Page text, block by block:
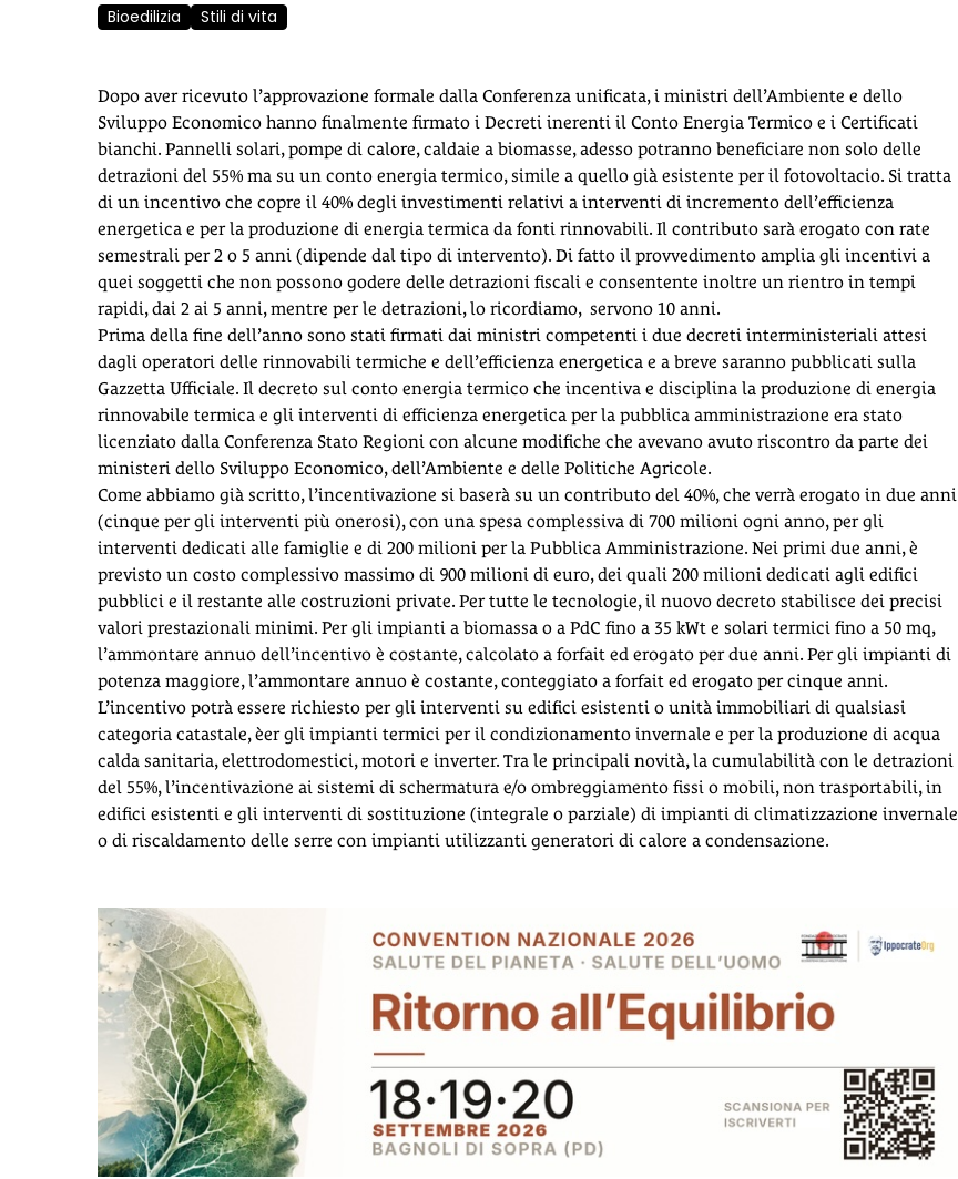
Bioedilizia
Stili di vita
Dopo aver ricevuto l’approvazione formale dalla Conferenza unificata, i ministri dell’Ambiente e dello
Sviluppo Economico hanno finalmente firmato i Decreti inerenti il Conto Energia Termico e i Certificati
bianchi. Pannelli solari, pompe di calore, caldaie a biomasse, adesso potranno beneficiare non solo delle
detrazioni del 55% ma su un conto energia termico, simile a quello già esistente per il fotovoltacio. Si tratta
di un incentivo che copre il 40% degli investimenti relativi a interventi di incremento dell’efficienza
energetica e per la produzione di energia termica da fonti rinnovabili. Il contributo sarà erogato con rate
semestrali per 2 o 5 anni (dipende dal tipo di intervento). Di fatto il provvedimento amplia gli incentivi a
quei soggetti che non possono godere delle detrazioni fiscali e consentente inoltre un rientro in tempi
rapidi, dai 2 ai 5 anni, mentre per le detrazioni, lo ricordiamo, servono 10 anni.
Prima della fine dell’anno sono stati firmati dai ministri competenti i due decreti interministeriali attesi
dagli operatori delle rinnovabili termiche e dell’efficienza energetica e a breve saranno pubblicati sulla
Gazzetta Ufficiale. Il decreto sul conto energia termico che incentiva e disciplina la produzione di energia
rinnovabile termica e gli interventi di efficienza energetica per la pubblica amministrazione era stato
licenziato dalla Conferenza Stato Regioni con alcune modifiche che avevano avuto riscontro da parte dei
ministeri dello Sviluppo Economico, dell’Ambiente e delle Politiche Agricole.
Come abbiamo già scritto, l’incentivazione si baserà su un contributo del 40%, che verrà erogato in due anni
(cinque per gli interventi più onerosi), con una spesa complessiva di 700 milioni ogni anno, per gli
interventi dedicati alle famiglie e di 200 milioni per la Pubblica Amministrazione. Nei primi due anni, è
previsto un costo complessivo massimo di 900 milioni di euro, dei quali 200 milioni dedicati agli edifici
pubblici e il restante alle costruzioni private. Per tutte le tecnologie, il nuovo decreto stabilisce dei precisi
valori prestazionali minimi. Per gli impianti a biomassa o a PdC fino a 35 kWt e solari termici fino a 50 mq,
l’ammontare annuo dell’incentivo è costante, calcolato a forfait ed erogato per due anni. Per gli impianti di
potenza maggiore, l’ammontare annuo è costante, conteggiato a forfait ed erogato per cinque anni.
L’incentivo potrà essere richiesto per gli interventi su edifici esistenti o unità immobiliari di qualsiasi
categoria catastale, èer gli impianti termici per il condizionamento invernale e per la produzione di acqua
calda sanitaria, elettrodomestici, motori e inverter. Tra le principali novità, la cumulabilità con le detrazioni
del 55%, l’incentivazione ai sistemi di schermatura e/o ombreggiamento fissi o mobili, non trasportabili, in
edifici esistenti e gli interventi di sostituzione (integrale o parziale) di impianti di climatizzazione invernale
o di riscaldamento delle serre con impianti utilizzanti generatori di calore a condensazione.